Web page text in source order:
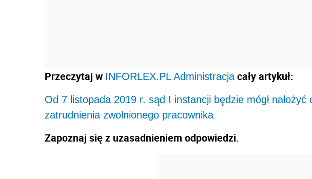
Przeczytaj w INFORLEX.PL Administracja cały artykuł:
Od 7 listopada 2019 r. sąd I instancji będzie mógł nałożyć
zatrudnienia zwolnionego pracownika
Zapoznaj się z uzasadnieniem odpowiedzi.